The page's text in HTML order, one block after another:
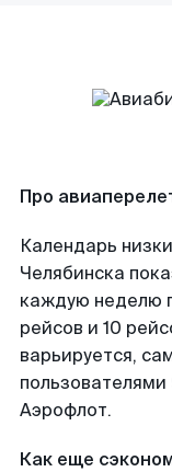
Про
Календарь
Челябинска
каждую неделю
рейсов и 10
варьируется,
Аэрофлот.
Как еще